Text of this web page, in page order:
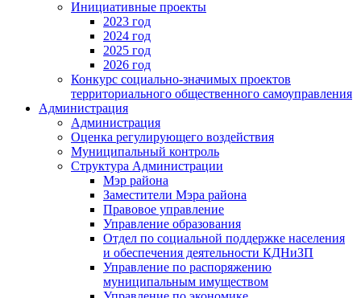
Инициативные проекты
2023 год
2024 год
2025 год
2026 год
Конкурс социально-значимых проектов
территориального общественного самоуправления
Администрация
Администрация
Оценка регулирующего воздействия
Муниципальный контроль
Структура Администрации
Мэр района
Заместители Мэра района
Правовое управление
Управление образования
Отдел по социальной поддержке населения
и обеспечения деятельности КДНиЗП
Управление по распоряжению
муниципальным имуществом